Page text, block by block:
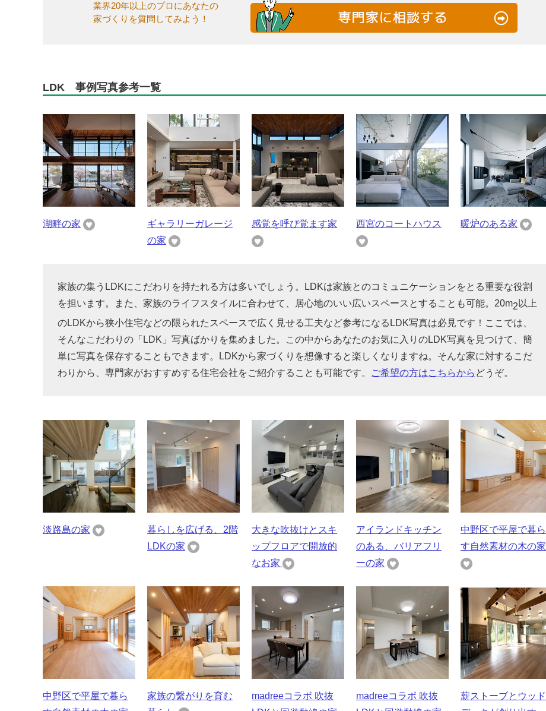
業界20年以上のプロにあなたの
家づくりを質問してみよう！
LDK 事例写真参考一覧
湖畔の家
ギャラリーガレージ
の家
感覚を呼び覚ます家 西宮のコートハウス 暖炉のある家
家族の集うLDKにこだわりを持たれる方は多いでしょう。LDKは家族とのコミュニケーションをとる重要な役割
を担います。また、家族のライフスタイルに合わせて、居心地のいい広いスペースとすることも可能。20m2 以上
のLDKから狭小住宅などの限られたスペースで広く見せる工夫など参考になるLDK写真は必見です！ここでは、
そんなこだわりの「LDK」写真ばかりを集めました。この中からあなたのお気に入りのLDK写真を見つけて、簡
単に写真を保存することもできます。LDKから家づくりを想像すると楽しくなりますね。そんな家に対するこだ
わりから、専門家がおすすめする住宅会社をご紹介することも可能です。
ご希望の方はこちらから どうぞ。
淡路島の家
暮らしを広げる、2階
LDKの家
大きな吹抜けとスキ
ップフロアで開放的
なお家
アイランドキッチン
のある、バリアフリ
ーの家
中野区で平屋で暮ら
す自然素材の木の家
中野区で平屋で暮ら
家族の繋がりを育む
madreeコラボ 吹抜
madreeコラボ 吹抜
薪ストーブとウッド